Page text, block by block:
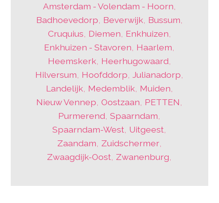
Amsterdam - Volendam - Hoorn
Badhoevedorp Beverwijk Bussum
Cruquius Diemen Enkhuizen
Enkhuizen - Stavoren Haarlem
Heemskerk Heerhugowaard
Hilversum Hoofddorp ,Julianadorp
Landelijk Medemblik Muiden
Nieuw Vennep ,Oostzaan PETTEN
Purmerend ,Spaarndam
Spaarndam-West Uitgeest
Zaandam Zuidschermer,
Zwaagdijk-Oost Zwanenburg